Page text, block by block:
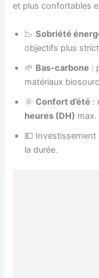
et plus confortables
📉Sobriété
objectifs plus
🌱 Bas-carbone :
matériaux
🌞Confort d’été :
heures (DH) max.
💶 Investissement
la durée.